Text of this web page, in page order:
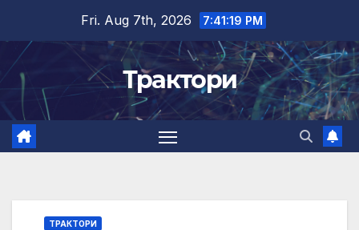
content
Fri. Aug 7th, 2026 7:41:20 PM
Трактори
ТРАКТОРИ